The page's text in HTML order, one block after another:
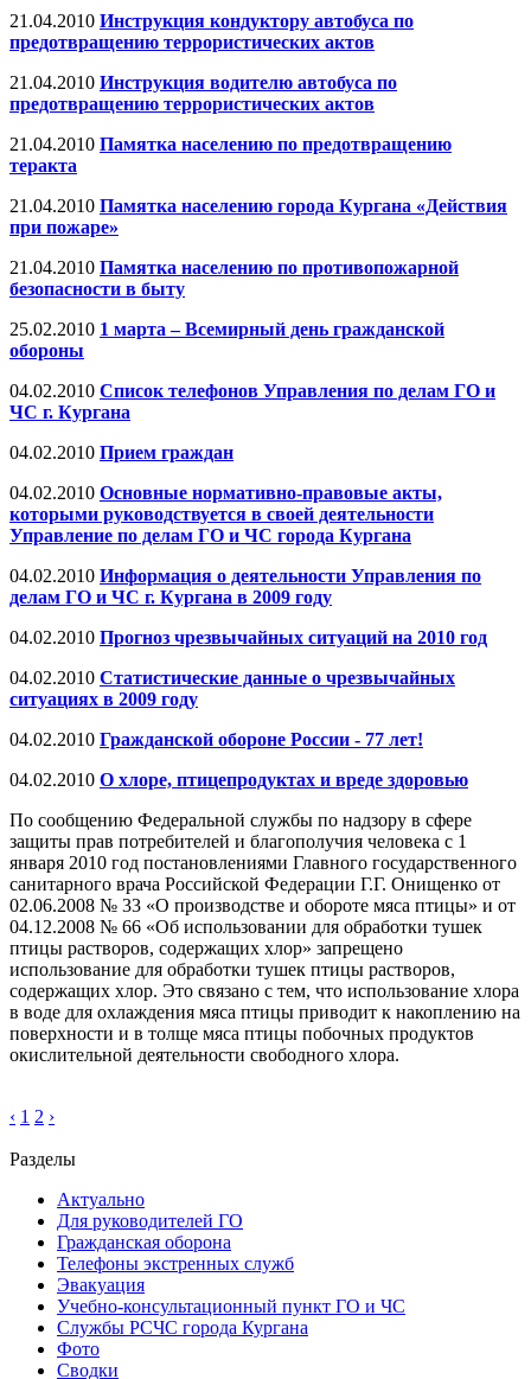
21.04.2010 Инструкция кондуктору автобуса по
предотвращению террористических актов
21.04.2010 Инструкция водителю автобуса по
предотвращению террористических актов
21.04.2010 Памятка населению по предотвращению
теракта
21.04.2010 Памятка населению города Кургана «Действия
при пожаре»
21.04.2010 Памятка населению по противопожарной
безопасности в быту
25.02.2010 1 марта – Всемирный день гражданской
обороны
04.02.2010 Список телефонов Управления по делам ГО и
ЧС г. Кургана
04.02.2010 Прием граждан
04.02.2010 Основные нормативно-правовые акты,
которыми руководствуется в своей деятельности
Управление по делам ГО и ЧС города Кургана
04.02.2010 Информация о деятельности Управления по
делам ГО и ЧС г. Кургана в 2009 году
04.02.2010 Прогноз чрезвычайных ситуаций на 2010 год
04.02.2010 Статистические данные о чрезвычайных
ситуациях в 2009 году
04.02.2010 Гражданской обороне России - 77 лет!
04.02.2010 О хлоре, птицепродуктах и вреде здоровью
По сообщению Федеральной службы по надзору в сфере
защиты прав потребителей и благополучия человека с 1
января 2010 год постановлениями Главного государственного
санитарного врача Российской Федерации Г.Г. Онищенко от
02.06.2008 № 33 «О производстве и обороте мяса птицы» и от
04.12.2008 № 66 «Об использовании для обработки тушек
птицы растворов, содержащих хлор» запрещено
использование для обработки тушек птицы растворов,
содержащих хлор. Это связано с тем, что использование хлора
в воде для охлаждения мяса птицы приводит к накоплению на
поверхности и в толще мяса птицы побочных продуктов
окислительной деятельности свободного хлора.
‹ 1 2 ›
Разделы
Актуально
Для руководителей ГО
Гражданская оборона
Телефоны экстренных служб
Эвакуация
Учебно-консультационный пункт ГО и ЧС
Службы РСЧС города Кургана
Фото
Сводки